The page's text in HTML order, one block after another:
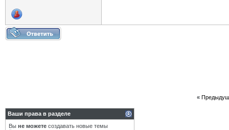
«
Ваши права в разделе
Вы не можете создавать новые темы